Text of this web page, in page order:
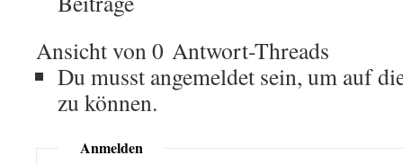
Ansicht von 0 Antwort-Threads
Du musst angemeldet sein, um auf
zu können.
Anmelden